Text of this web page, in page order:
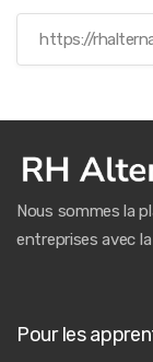
Nous sommes la
entreprises avec
Pour les